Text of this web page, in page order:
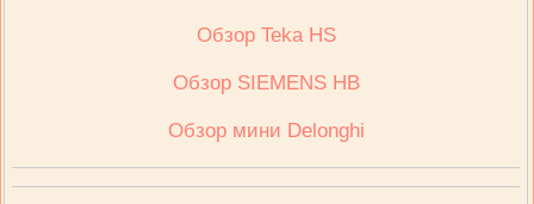
Обзор Teka HS
Обзор SIEMENS HB
Обзор мини Delonghi